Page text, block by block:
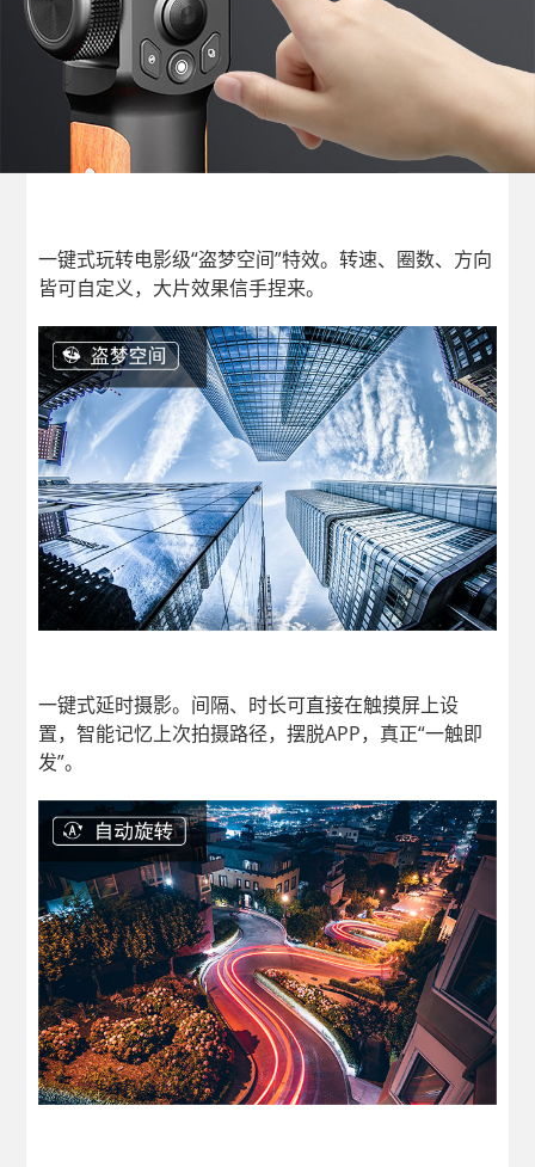
一键式玩转电影级“盗梦空间”特效。转速、圈数、方向
皆可自定义，大片效果信手捏来。
一键式延时摄影。间隔、时长可直接在触摸屏上设
置，智能记忆上次拍摄路径，摆脱APP，真正“一触即
发”。